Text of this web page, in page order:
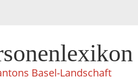
Basel-Landschaft